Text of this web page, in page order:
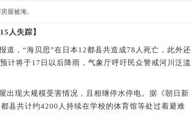
屋被淹。
人失踪】
，“海贝思”在日本12都县共造成78人死亡，此外还
计将于17日以后降雨，气象厅呼吁民众警戒河川泛滥
现大规模受害情况，且相继停水停电。据《朝日新
县共计约4200人持续在学校的体育馆等处过着避难